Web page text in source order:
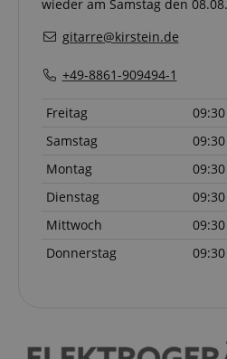
wieder am Samstag den
gitarre@kirstein.de
+49-8861-909494-1
Freitag
Samstag
Montag
Dienstag
Mittwoch
Donnerstag
Datenschutzerklärung